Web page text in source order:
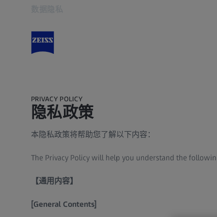
PRIVACY POLICY
隐私政策
本隐私政策将帮助您了解以下内容：
The Privacy Policy will help you understand the
【通用内容】
[General Contents]